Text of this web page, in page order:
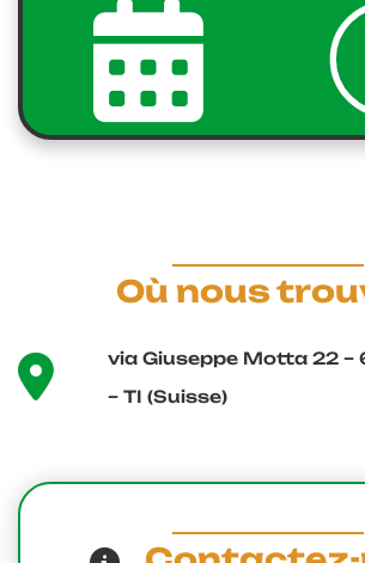
Où nous
via Giuseppe Motta 22 –
– TI (Suisse)